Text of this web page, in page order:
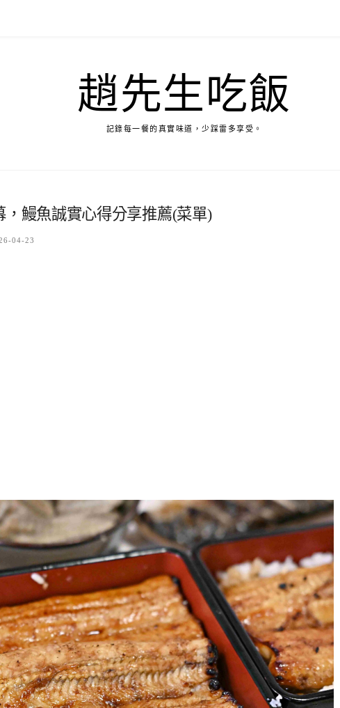
趙先生吃飯
記錄每一餐的真實味道，少踩雷多享受。
，鰻魚誠實心得分享推薦(菜單)
04-23